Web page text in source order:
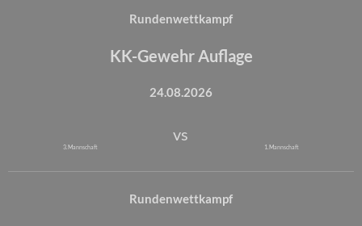
Rundenwettkampf
KK-Gewehr Auflage
24.08.2026
3. Mannschaft
vs
1. Mannschaft
Rundenwettkampf